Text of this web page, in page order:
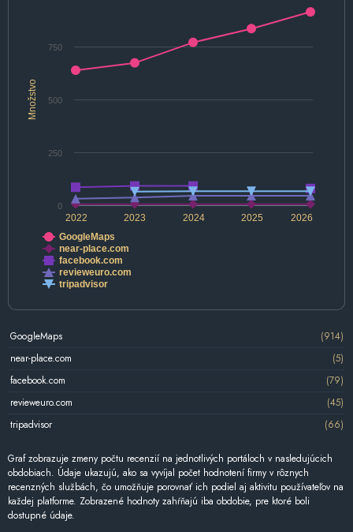
Množstvo
2022 2024 2026
2023 2025
0
250
500
750
GoogleMaps
near-place.com
facebook.com
revieweuro.com
tripadvisor
GoogleMaps
(914)
near-place.com
(5)
facebook.com
(79)
revieweuro.com
(45)
tripadvisor
(66)
Graf zobrazuje zmeny počtu recenzií na jednotlivých portáloch v nasledujúcich
obdobiach. Údaje ukazujú, ako sa vyvíjal počet hodnotení firmy v rôznych
recenzných službách, čo umožňuje porovnať ich podiel aj aktivitu používateľov na
každej platforme. Zobrazené hodnoty zahŕňajú iba obdobie, pre ktoré boli
dostupné údaje.